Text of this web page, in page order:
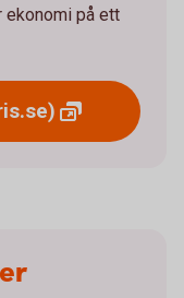
ekonomi på ett